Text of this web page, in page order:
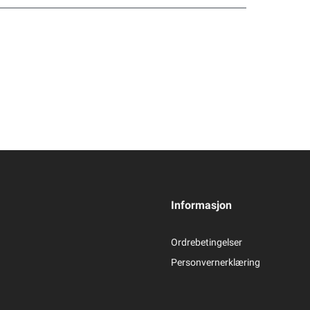
Informasjon
Ordrebetingelser
Personvernerklæring